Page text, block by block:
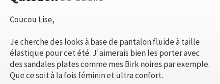
Coucou Lise,
Je cherche des looks à base de pantalon fluide à taille
élastique pour cet été. J'aimerais bien les porter avec
des sandales plates comme mes Birk noires par exemple.
Que ce soit à la fois féminin et ultra confort.